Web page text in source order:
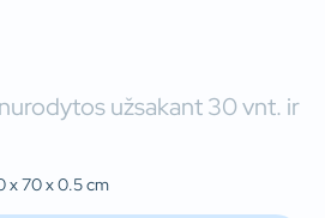
užsakant 30 vnt. ir
x 70 x 0.5 cm